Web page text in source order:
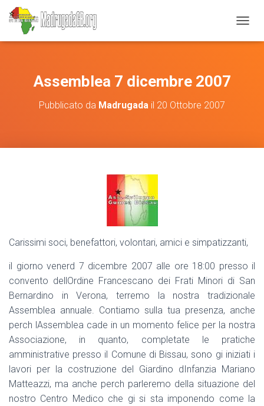
A
Assemblea 7 dicembre 2007
Pubblicato da Madrugada il 20 Ottobre 2007
Carissimi soci, benefattori, volontari, amici e simpatizzanti,
il giorno venerd 7 dicembre 2007 alle ore 18:00 presso il
convento dellOrdine Francescano dei Frati Minori di San
Bernardino in Verona, terremo la nostra tradizionale
Assemblea annuale. Contiamo sulla tua presenza, anche
perch lAssemblea cade in un momento felice per la nostra
Associazione, in quanto, completate le pratiche
amministrative presso il Comune di Bissau, sono gi iniziati i
lavori per la costruzione del Giardino dInfanzia Mariano
Matteazzi, ma anche perch parleremo della situazione del
nostro Centro Medico che gi si sta imponendo come la